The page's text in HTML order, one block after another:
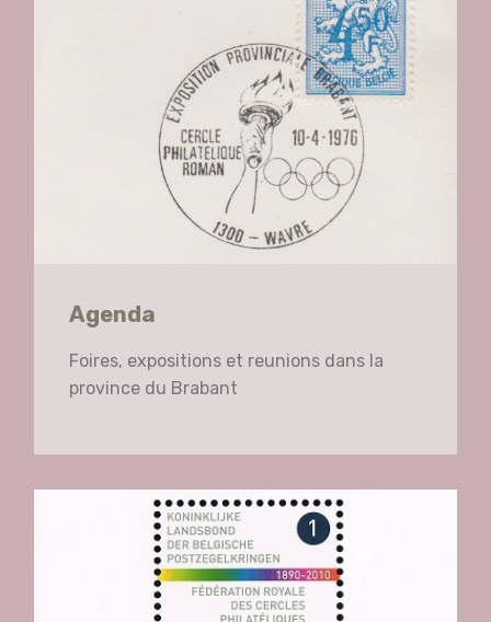
Agenda
Foires, expositions et reunions dans la
province du Brabant